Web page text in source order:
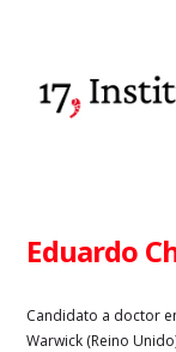
Eduardo
Candidato a doctor
Warwick (Reino